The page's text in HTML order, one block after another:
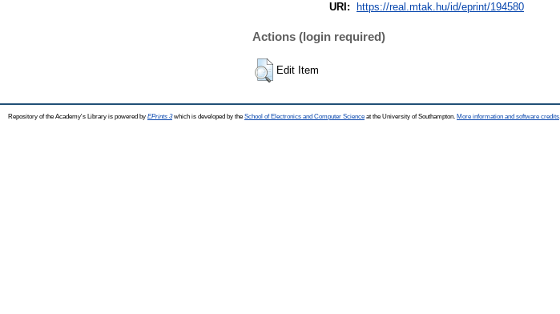
URI:
https://real.mtak.hu/id/eprint/194580
Actions (login required)
Edit Item
Repository of the Academy's Library is powered by EPrints 3which is developed by the School of Electronics and Computer Science at the University of Southampton. More information and software credits